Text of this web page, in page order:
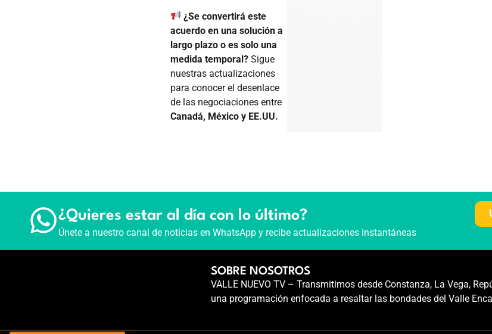
¿Se convertirá este
acuerdo en una solución a
largo plazo o es solo una
medida temporal? Sigue
nuestras actualizaciones
para conocer el desenlace
de las negociaciones entre
Canadá, México y EE.UU.
¿Quieres estar al día con lo último?
Únete a nuestro canal de noticias en WhatsApp y recibe actualizaciones instantáneas
SOBRE NOSOTROS
VALLE NUEVO TV – Transmitimos desde Constanza, La Vega,
una programación enfocada a resaltar las bondades del Valle